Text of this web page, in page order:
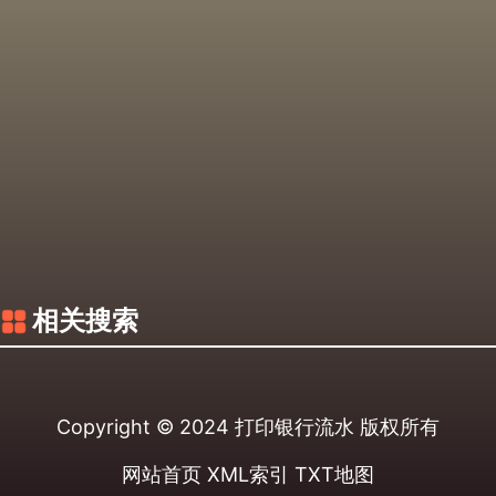
相关搜索
Copyright © 2024 打印银行流水 版权所有
网站首页 XML索引 TXT地图